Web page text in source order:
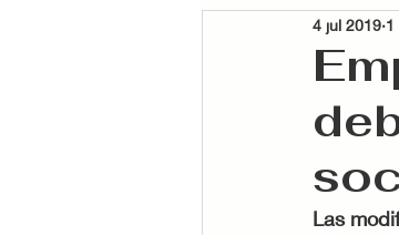
4 jul 2019 1
Las